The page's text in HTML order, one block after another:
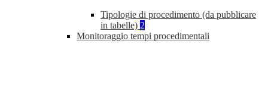
Tipologie di procedimento (da pubblicare
in tabelle) 2
Monitoraggio tempi procedimentali